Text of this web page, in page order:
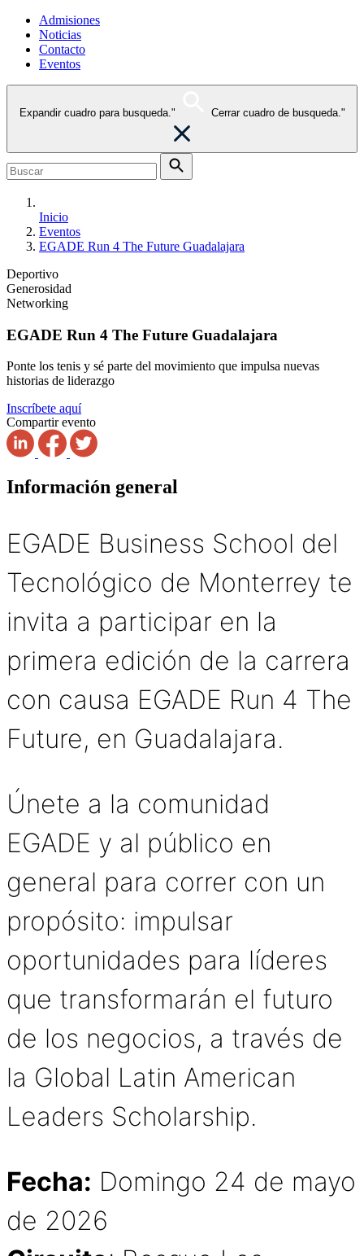
Admisiones
Noticias
Contacto
Eventos
Expandir cuadro para busqueda." Cerrar cuadro de busqueda."
Inicio
Eventos
EGADE Run 4 The Future Guadalajara
Deportivo
Generosidad
Networking
EGADE Run 4 The Future Guadalajara
Ponte los tenis y sé parte del movimiento que impulsa nuevas
historias de liderazgo
Inscríbete aquí
Compartir evento
Información general
EGADE Business School del
Tecnológico de Monterrey te
invita a participar en la
primera edición de la carrera
con causa EGADE Run 4 The
Future, en Guadalajara.
Únete a la comunidad
EGADE y al público en
general para correr con un
propósito: impulsar
oportunidades para líderes
que transformarán el futuro
de los negocios, a través de
la Global Latin American
Leaders Scholarship.
Fecha: Domingo 24 de mayo
de 2026